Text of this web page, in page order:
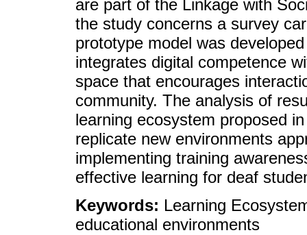
are part of the Linkage with
the study concerns a survey
prototype model was
integrates digital competence
space that encourages
community. The analysis of
learning ecosystem proposed
replicate new environments
implementing training
effective learning for deaf
Keywords: Learning
educational environments